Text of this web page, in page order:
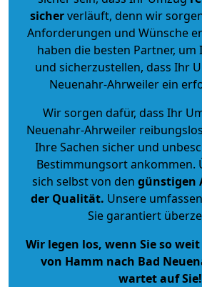
sicherverläuft, denn wir
Anforderungen und Wünsche
haben die besten Partner, um
und sicherzustellen, dass Ihr
Neuenahr-Ahrweiler ein
Wir sorgen dafür, dass Ihr
Neuenahr-Ahrweiler
Ihre Sachen sicher und
Bestimmungsort ankommen.
sich selbst von den günstigen
der Qualität. Unsere
Sie garantiert
Wir legen los, wenn Sie so
von Hamm nach Bad
wartet auf Sie!